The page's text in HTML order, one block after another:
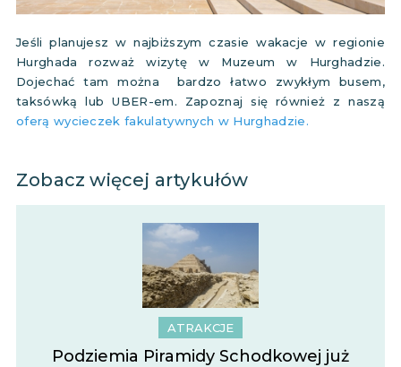
Jeśli planujesz w najbiższym czasie wakacje w regionie
Hurghada rozważ wizytę w Muzeum w Hurghadzie.
Dojechać tam można bardzo łatwo zwykłym busem,
taksówką lub UBER-em. Zapoznaj się również z naszą
oferą wycieczek fakulatywnych w Hurghadzie.
Zobacz więcej artykułów
ATRAKCJE
Podziemia Piramidy Schodkowej już